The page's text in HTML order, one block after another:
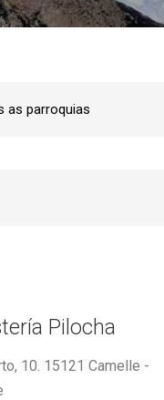
Pilocha
10. 15121 Camelle -